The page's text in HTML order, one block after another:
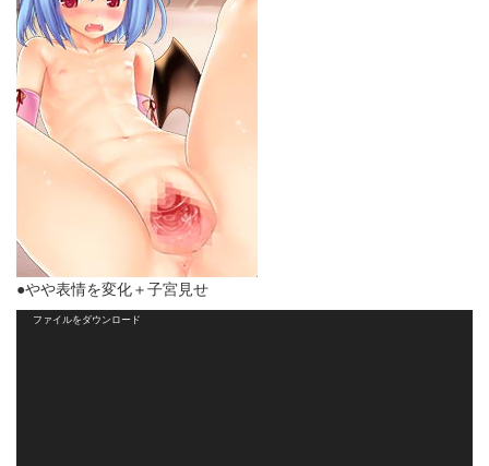
●やや表情を変化＋子宮見せ
ファイルをダウンロード